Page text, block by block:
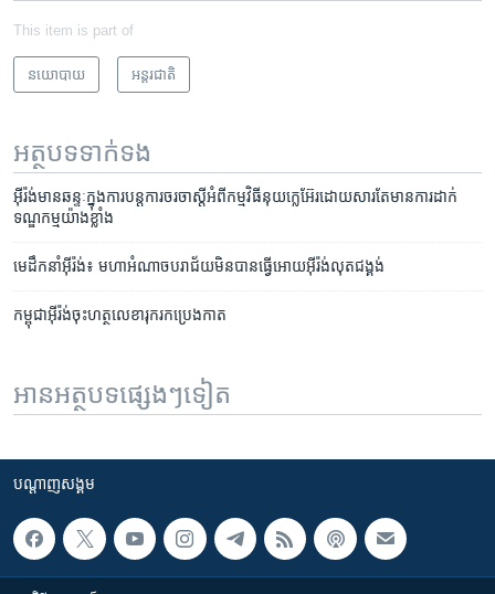
This item is part of
នយោបាយ អន្តរជាតិ
អត្ថបទ​ទាក់ទង
អ៊ីរ៉ង់មាន​ឆន្ទៈ​ក្នុង​ការ​បន្ត​ការ​ចរចា​ស្តី​អំពី​កម្មវិធីនុយក្លេអ៊ែរ​ដោយ​សារ​តែមានការដាក់​
ទណ្ឌកម្ម​​យ៉ាងខ្លាំង
មេ​ដឹក​នាំ​អ៊ីរ៉ង់៖ មហា​អំណាច​បរាជ័យ​មិន​បាន​ធ្វើ​អោយ​អ៊ីរ៉ង់​លុត​ជង្គង់
កម្ពុជា​អ៊ីរ៉ង់​ចុះ​ហត្ថលេខា​រុករក​ប្រេងកាត
អានអត្ថបទផ្សេងៗទៀត
បណ្តាញ​សង្គម